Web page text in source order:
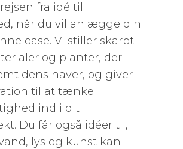
fra idé til
når du vil anlægge din
oase. Vi stiller skarpt
og planter, der
haver, og giver
til at tænke
ind i dit
Du får også idéer til,
lys og kunst kan